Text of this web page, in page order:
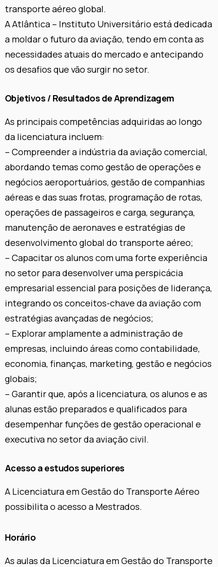
transporte aéreo global.
A Atlântica – Instituto Universitário está dedicada
a moldar o futuro da aviação, tendo em conta as
necessidades atuais do mercado e antecipando
os desafios que vão surgir no setor.
Objetivos / Resultados de Aprendizagem
As principais competências adquiridas ao longo
da licenciatura incluem:
– Compreender a indústria da aviação comercial,
abordando temas como gestão de operações e
negócios aeroportuários, gestão de companhias
aéreas e das suas frotas, programação de rotas,
operações de passageiros e carga, segurança,
manutenção de aeronaves e estratégias de
desenvolvimento global do transporte aéreo;
– Capacitar os alunos com uma forte experiência
no setor para desenvolver uma perspicácia
empresarial essencial para posições de liderança,
integrando os conceitos-chave da aviação com
estratégias avançadas de negócios;
– Explorar amplamente a administração de
empresas, incluindo áreas como contabilidade,
economia, finanças, marketing, gestão e negócios
globais;
– Garantir que, após a licenciatura, os alunos e as
alunas estão preparados e qualificados para
desempenhar funções de gestão operacional e
executiva no setor da aviação civil.
Acesso a estudos superiores
A Licenciatura em Gestão do Transporte Aéreo
possibilita o acesso a Mestrados.
Horário
As aulas da Licenciatura em Gestão do Transporte